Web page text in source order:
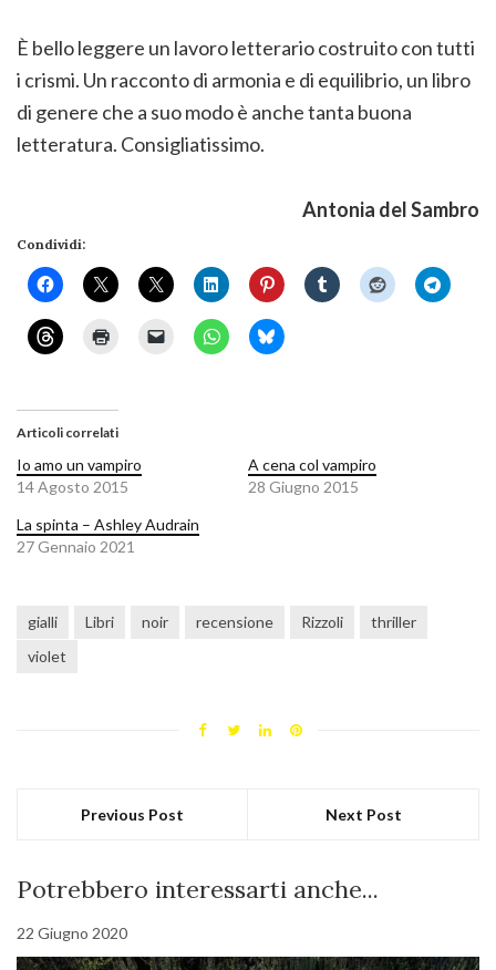
È bello leggere un lavoro letterario costruito con tutti
i crismi. Un racconto di armonia e di equilibrio, un libro
di genere che a suo modo è anche tanta buona
letteratura. Consigliatissimo.
Antonia del Sambro
Condividi:
Articoli correlati
Io amo un vampiro
14 Agosto 2015
A cena col vampiro
28 Giugno 2015
La spinta – Ashley Audrain
27 Gennaio 2021
gialli Libri noir recensione Rizzoli
thriller
violet
Previous Post Next Post
Potrebbero interessarti anche...
22 Giugno 2020